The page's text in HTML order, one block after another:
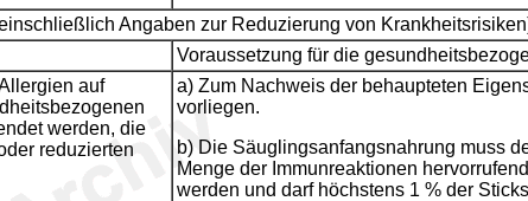
Angaben zur Reduzierung von
Voraussetzung für die
auf
werden, die
reduzierten
a) Zum Nachweis der behaupteten
vorliegen.
b) Die Säuglingsanfangsnahrung muss
Menge der Immunreaktionen
werden und darf höchstens 1 % der